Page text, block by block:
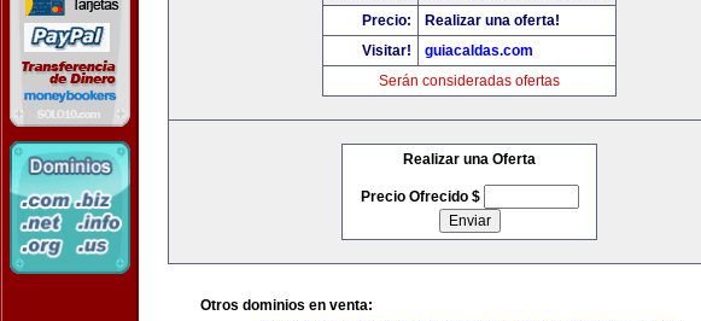
Precio:
Realizar una oferta!
Visitar!
guiacaldas.com
Serán consideradas ofertas
Realizar una Oferta
Precio Ofrecido $
Otros dominios en venta: